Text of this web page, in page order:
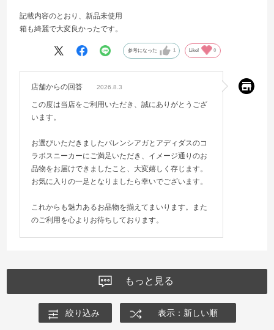
記載内容のとおり、新品未使用
箱も綺麗で大変良かったです。
参考になった 1 Like! 0
店舗からの回答 2026.8.3
この度は当店をご利用いただき、誠にありがとうござ
います。
お選びいただきましたバレンシアガとアディダスのコ
ラボスニーカーにご満足いただき、イメージ通りのお
品物をお届けできましたこと、大変嬉しく存じます。
お気に入りの一足となりましたら幸いでございます。
これからも魅力あるお品物を揃えてまいります。また
のご利用を心よりお待ちしております。
もっと見る
絞り込み 表示：新しい順